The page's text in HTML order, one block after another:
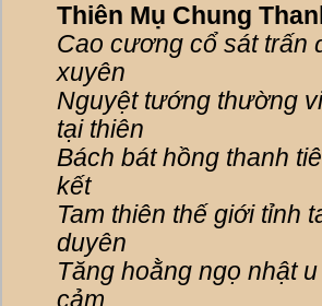
Thiên Mụ Chung
Cao cương cổ sát trấn
xuyên
Nguyệt tướng thường
tại thiên
Bách bát hồng thanh
kết
Tam thiên thế giới tỉnh
duyên
Tăng hoằng ngọ nhật
cảm